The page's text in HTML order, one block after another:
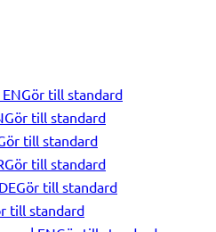
Gör till standard
Gör till standard
till standard
Gör till standard
Gör till standard
till standard